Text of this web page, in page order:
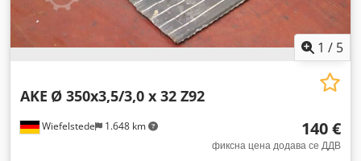
1 / 5
Wiefelstede 1.648 km
AKE Ø 350x3,5/3,0 x 32 Z92
140 €
фиксна цена додава се ДДВ